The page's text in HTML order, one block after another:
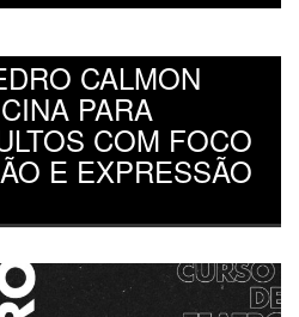
CALMON
PARA
COM FOCO
E EXPRESSÃO